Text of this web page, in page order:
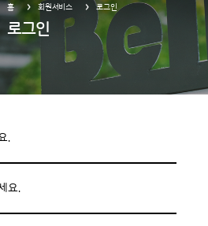
홈 회원서비스 로그인
로그인